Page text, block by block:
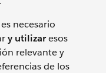
necesario
y utilizaresos
relevante y
de los